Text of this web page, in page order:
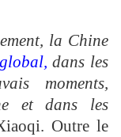
la Chine
dans les
moments,
et dans les
Outre le